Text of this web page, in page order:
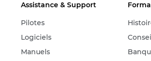
Assistance & Support
Pilotes
Logiciels
Manuels